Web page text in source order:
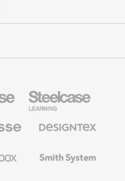
Education
Möbel
Textilien
System